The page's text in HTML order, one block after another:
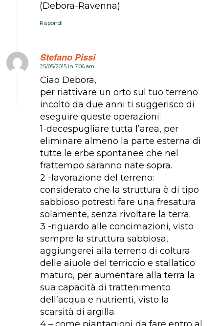
(Debora-Ravenna)
Rispondi
Stefano Pissi
dice:
25/05/2015 in 7:06 am
Ciao Debora,
per riattivare un orto sul tuo terreno
incolto da due anni ti suggerisco di
eseguire queste operazioni:
1-decespugliare tutta l’area, per
eliminare almeno la parte esterna di
tutte le erbe spontanee che nel
frattempo saranno nate sopra.
2 -lavorazione del terreno:
considerato che la struttura è di tipo
sabbioso potresti fare una fresatura
solamente, senza rivoltare la terra.
3 -riguardo alle concimazioni, visto
sempre la struttura sabbiosa,
aggiungerei alla terreno di coltura
delle aiuole del terriccio e stallatico
maturo, per aumentare alla terra la
sua capacità di trattenimento
dell’acqua e nutrienti, visto la
scarsità di argilla.